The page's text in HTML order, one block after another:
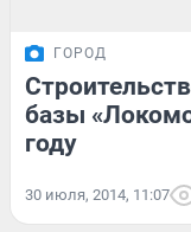
ГОРОД
базы
году
30 июля, 2014, 11:07